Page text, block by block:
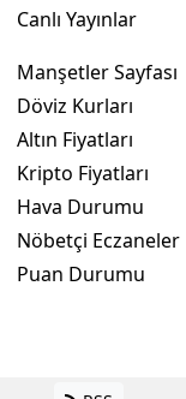
Canlı Yayınlar
Manşetler Sayfası
Döviz Kurları
Altın Fiyatları
Kripto Fiyatları
Hava Durumu
Nöbetçi Eczaneler
Puan Durumu